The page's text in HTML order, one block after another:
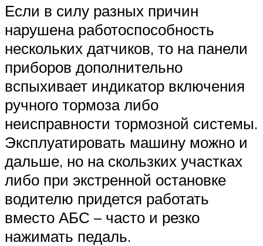
Если в силу разных причин
нарушена работоспособность
нескольких датчиков, то на панели
приборов дополнительно
вспыхивает индикатор включения
ручного тормоза либо
неисправности тормозной системы.
Эксплуатировать машину можно и
дальше, но на скользких участках
либо при экстренной остановке
водителю придется работать
вместо АБС – часто и резко
нажимать педаль.